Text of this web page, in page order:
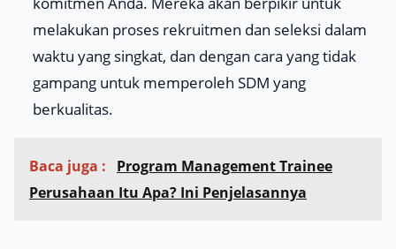
melakukan proses rekruitmen dan seleksi dalam
waktu yang singkat, dan dengan cara yang tidak
gampang untuk memperoleh SDM yang
berkualitas.
Baca juga :
Program Management Trainee
Perusahaan Itu Apa? Ini Penjelasannya